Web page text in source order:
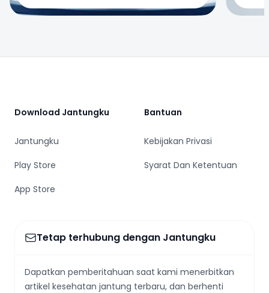
Download Jantungku
Jantungku
Play Store
App Store
Bantuan
Kebijakan Privasi
Syarat Dan Ketentuan
Tetap terhubung dengan Jantungku
Dapatkan pemberitahuan saat kami menerbitkan
artikel kesehatan jantung terbaru, dan berhenti